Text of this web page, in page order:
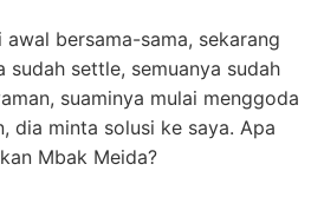
bersama-sama, sekarang
sudah settle, semuanya sudah
suaminya mulai menggoda
dia minta solusi ke saya. Apa
Mbak Meida?